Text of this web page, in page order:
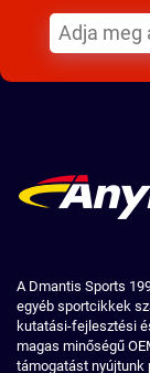
A Dmantis Sports
egyéb sportcikkek
kutatási-fejlesztési
magas minőségű
támogatást nyújtunk